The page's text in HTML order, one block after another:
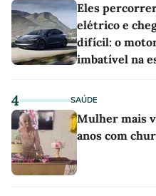
Eles
elétrico e
difícil: o
imbatível na
4 SAÚDE
Mulher mais
anos com